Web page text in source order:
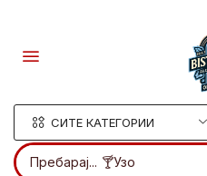
СИТЕ КАТЕГОРИИ
Пребарај... 🍸Ликери